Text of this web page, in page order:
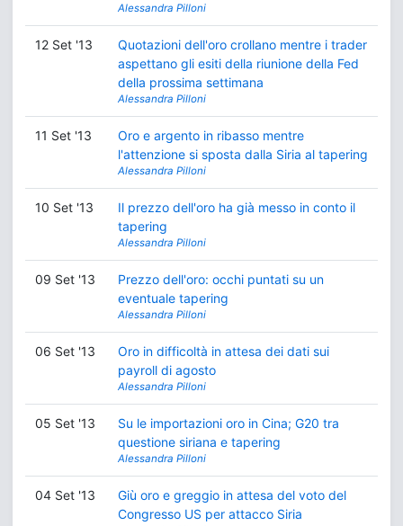
Alessandra Pilloni
12 Set '13
Quotazioni dell'oro crollano mentre i trader
aspettano gli esiti della riunione della Fed
della prossima settimana
Alessandra Pilloni
11 Set '13
Oro e argento in ribasso mentre
l'attenzione si sposta dalla Siria al tapering
Alessandra Pilloni
10 Set '13
Il prezzo dell'oro ha già messo in conto il
tapering
Alessandra Pilloni
09 Set '13
Prezzo dell'oro: occhi puntati su un
eventuale tapering
Alessandra Pilloni
06 Set '13
Oro in difficoltà in attesa dei dati sui
payroll di agosto
Alessandra Pilloni
05 Set '13
Su le importazioni oro in Cina; G20 tra
questione siriana e tapering
Alessandra Pilloni
04 Set '13
Giù oro e greggio in attesa del voto del
Congresso US per attacco Siria